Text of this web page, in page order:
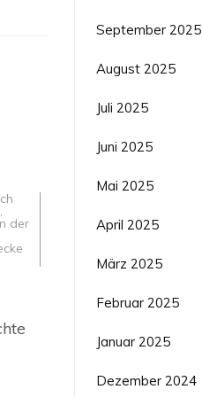
,
der
September 2025
August 2025
Juli 2025
Juni 2025
Mai 2025
April 2025
März 2025
Februar 2025
Januar 2025
Dezember 2024